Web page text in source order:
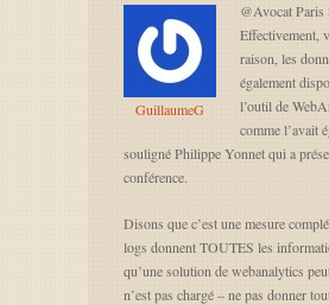
GuillaumeG
@Avocat Paris
Effectivement,
raison, les
également
l’outil de
comme l’avait
souligné Philippe Yonnet qui a
conférence.
Disons que c’est une mesure
logs donnent TOUTES les
qu’une solution de webanalytics
n’est pas chargé – ne pas donner